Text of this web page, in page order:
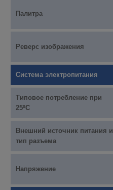
Палитра
Реверс изображения
Система электропитания
Типовое потребление при
25ºC
Внешний источник питания и
тип разъема
Напряжение